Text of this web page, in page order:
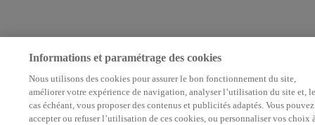
Informations et paramétrage des cookies
Nous utilisons des cookies pour assurer le bon fonctionnement du site,
améliorer votre expérience de navigation, analyser l’utilisation du site et, le
cas échéant, vous proposer des contenus et publicités adaptés. Vous pouvez
accepter ou refuser l’utilisation de ces cookies, ou personnaliser vos choix